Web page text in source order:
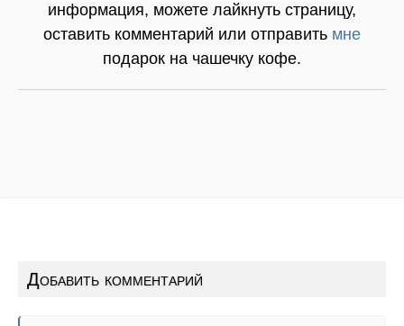
информация, можете лайкнуть страницу,
оставить комментарий или отправить мне
подарок на чашечку кофе.
Добавить комментарий